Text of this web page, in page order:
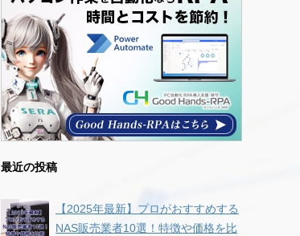
最近の投稿
【2025年最新】プロがおすすめする
NAS販売業者10選！特徴や価格を比